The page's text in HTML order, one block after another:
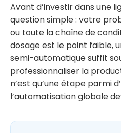
Avant d’investir dans une
question simple : votre
ou toute la chaîne de
dosage est le point faible,
semi-automatique suffit
professionnaliser la
n’est qu’une étape parmi
l’automatisation globale